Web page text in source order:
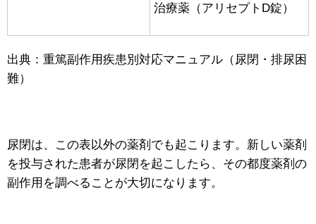
治療薬（アリセプトD錠）
出典：重篤副作用疾患別対応マニュアル（尿閉・排尿困
難）
尿閉は、この表以外の薬剤でも起こります。新しい薬剤
を投与された患者が尿閉を起こしたら、その都度薬剤の
副作用を調べることが大切になります。